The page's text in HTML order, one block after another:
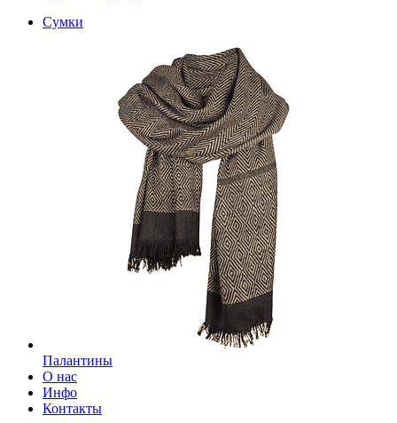
Сумки
Палантины
О нас
Инфо
Контакты